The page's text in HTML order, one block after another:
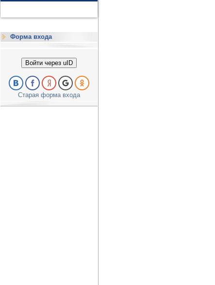
Форма входа
Войти через uID
Старая форма входа